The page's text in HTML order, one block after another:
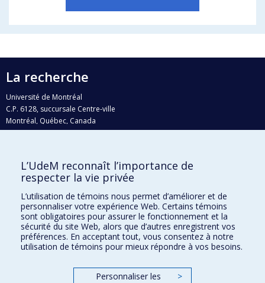
La recherche
Université de Montréal
C.P. 6128, succursale Centre-ville
Montréal, Québec, Canada
H3C 3J7
Qui fait quoi?
Nous trouver
Plan du site
Accessibilité
L’UdeM reconnaît l’importance de
respecter la vie privée
L’utilisation de témoins nous permet d’améliorer et de
personnaliser votre expérience Web. Certains témoins
sont obligatoires pour assurer le fonctionnement et la
sécurité du site Web, alors que d’autres enregistrent vos
préférences. En acceptant tout, vous consentez à notre
utilisation de témoins pour mieux répondre à vos besoins.
Personnaliser les
>